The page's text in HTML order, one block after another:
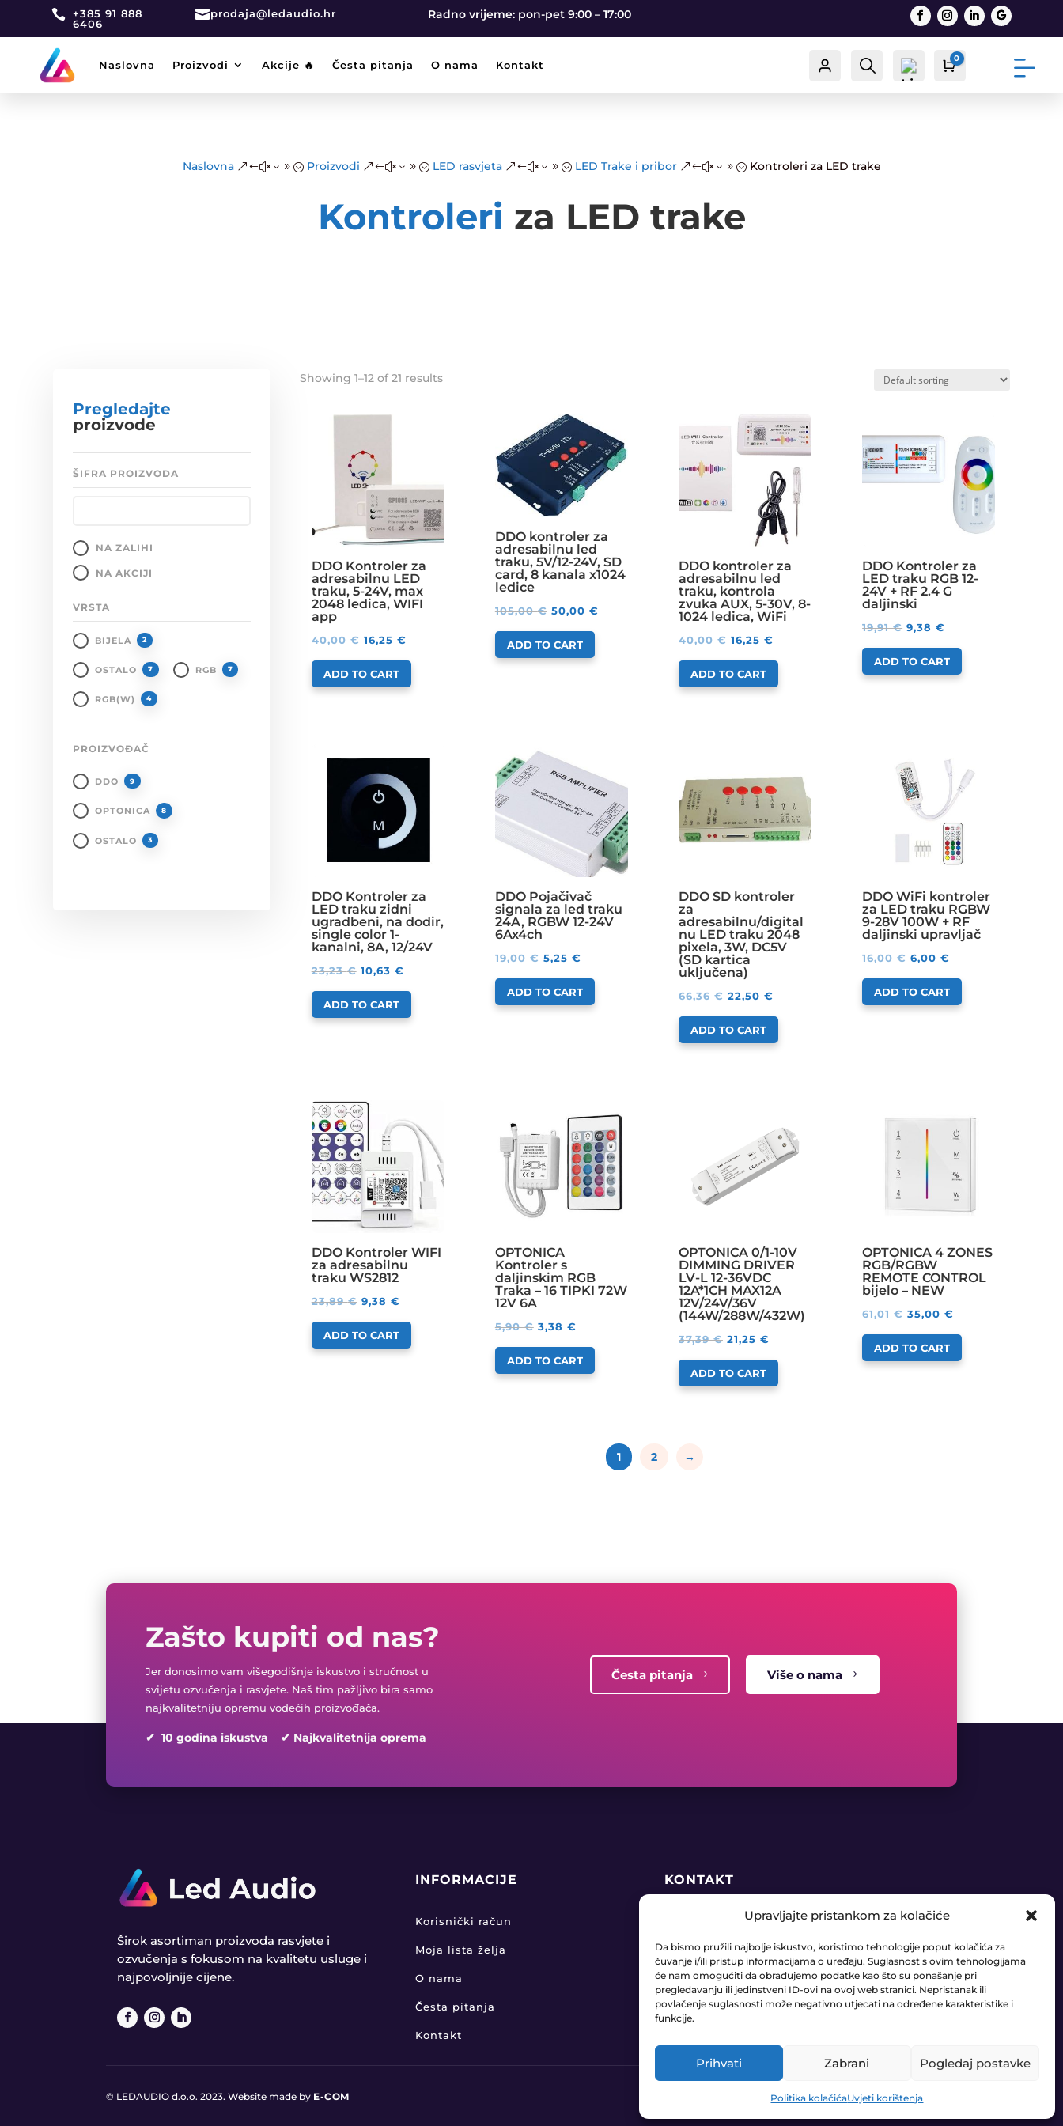
Upravljajte pristankom za kolačiće
Da bismo pružili najbolje iskustvo, koristimo tehnologije poput kolačića za
čuvanje i/ili pristup informacijama o uređaju. Suglasnost s ovim tehnologijama
će nam omogućiti da obrađujemo podatke kao što su ponašanje pri
pregledavanju ili jedinstveni ID-ovi na ovoj web stranici. Nepristanak ili
povlačenje suglasnosti može negativno utjecati na određene karakteristike i
funkcije.
Prihvati Zabrani Pogledaj postavke
Politika kolačićaUvjeti korištenja
 +385 91 888
6406
prodaja@ledaudio.hr Radno vrijeme: pon-pet 9:00 – 17:00
Naslovna Proizvodi Akcije 🔥 Česta pitanja O nama Kontakt Račun Traži Cart
0
€
Naslovna &#x39; Proizvodi &#x39; LED rasvjeta &#x39; LED Trake i pribor &#x39; Kontroleri za LED trake
Kontroleri za LED trake
Pregledajte
proizvode
ŠIFRA PROIZVODA
NA ZALIHI
NA AKCIJI
VRSTA
BIJELA 2
OSTALO 7 RGB 7
RGB(W) 4
PROIZVOĐAČ
DDO 9
OPTONICA 8
OSTALO 3
Showing 1–12 of 21 results
DDO Kontroler za
adresabilnu LED
traku, 5-24V, max
2048 ledica, WIFI
app
40,00€ 16,25 €
ADD TO CART
DDO kontroler za
adresabilnu led
traku, 5V/12-24V, SD
card, 8 kanala x1024
ledice
105,00€ 50,00 €
ADD TO CART
DDO kontroler za
adresabilnu led
traku, kontrola
zvuka AUX, 5-30V, 8-
1024 ledica, WiFi
40,00€ 16,25 €
ADD TO CART
DDO Kontroler za
LED traku RGB 12-
24V + RF 2.4 G
daljinski
19,91€ 9,38€
ADD TO CART
DDO Kontroler za
LED traku zidni
ugradbeni, na dodir,
single color 1-
kanalni, 8A, 12/24V
23,23€ 10,63 €
ADD TO CART
DDO Pojačivač
signala za led traku
24A, RGBW 12-24V
6Ax4ch
19,00€ 5,25 €
ADD TO CART
DDO SD kontroler
za
adresabilnu/digital
nu LED traku 2048
pixela, 3W, DC5V
(SD kartica
uključena)
66,36€ 22,50 €
ADD TO CART
DDO WiFi kontroler
za LED traku RGBW
9-28V 100W + RF
daljinski upravljač
16,00€ 6,00€
ADD TO CART
DDO Kontroler WIFI
za adresabilnu
traku WS2812
23,89€ 9,38 €
ADD TO CART
OPTONICA
Kontroler s
daljinskim RGB
Traka – 16 TIPKI 72W
12V 6A
5,90€ 3,38 €
ADD TO CART
OPTONICA 0/1-10V
DIMMING DRIVER
LV-L 12-36VDC
12A*1CH MAX12A
12V/24V/36V
(144W/288W/432W)
37,39€ 21,25 €
ADD TO CART
OPTONICA 4 ZONES
RGB/RGBW
REMOTE CONTROL
bijelo – NEW
61,01€ 35,00€
ADD TO CART
1 2 →
Zašto kupiti od nas?
Jer donosimo vam višegodišnje iskustvo i stručnost u
svijetu ozvučenja i rasvjete. Naš tim pažljivo bira samo
najkvalitetniju opremu vodećih proizvođača.
✔ 10 godina iskustva ✔ Najkvalitetnija oprema
Česta pitanja Više o nama
Širok asortiman proizvoda rasvjete i
ozvučenja s fokusom na kvalitetu usluge i
najpovoljnije cijene.
INFORMACIJE
Korisnički račun
Moja lista želja
O nama
Česta pitanja
Kontakt
KONTAKT
+385 91 888 6406
prodaja@ledaudio.hr
 KLARIĆI 50B, 10410 VELIKA GORICA
© LEDAUDIO d.o.o. 2023. Website made by E-COM Pravila Privatnosti •Uvjeti poslovanja
0